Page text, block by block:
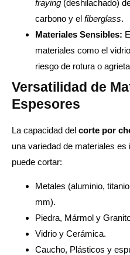
fraying (deshilachado)
carbono y el fiberglass.
Materiales Sensibles:
materiales como el
riesgo de rotura o
Versatilidad de
Espesores
La capacidad del corte por
una variedad de materiales
puede cortar:
Metales (aluminio,
mm).
Piedra, Mármol y
Vidrio y Cerámica.
Caucho, Plásticos y